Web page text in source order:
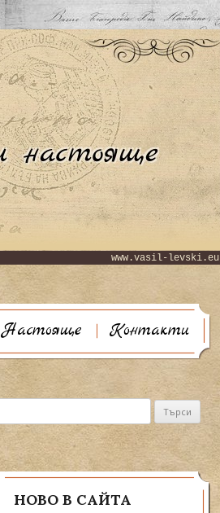
www.vasil-levski.eu
Настояще Контакти
НОВО В САЙТА